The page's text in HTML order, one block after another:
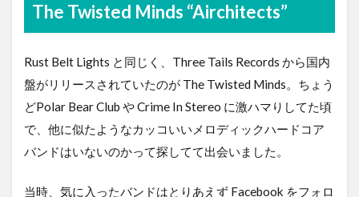
The Twisted Minds “Airchitects”
Rust Belt Lights と同じく、Three Tails Records から国内
盤がリリースされていたのが The Twisted Minds。ちょう
どPolar Bear Club や Crime In Stereo に激ハマりしてた頃
で、他に似たようなカッコいいメロディックハードコア
バンドはいないのかって探してて出会いました。
当時、気に入ったバンドはとりあえず Facebook をフォロ